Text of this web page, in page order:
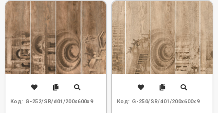
Код: G-252/SR/d01/200x600x9 Код: G-250/SR/d01/200x600x9